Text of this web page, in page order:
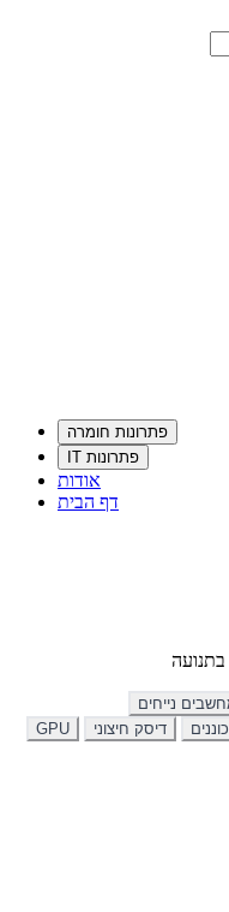
פתרונות חומרה
פתרונות IT
אודות
דף הבית
בתנועה
נייחים
כוננים דיסק חיצוני GPU